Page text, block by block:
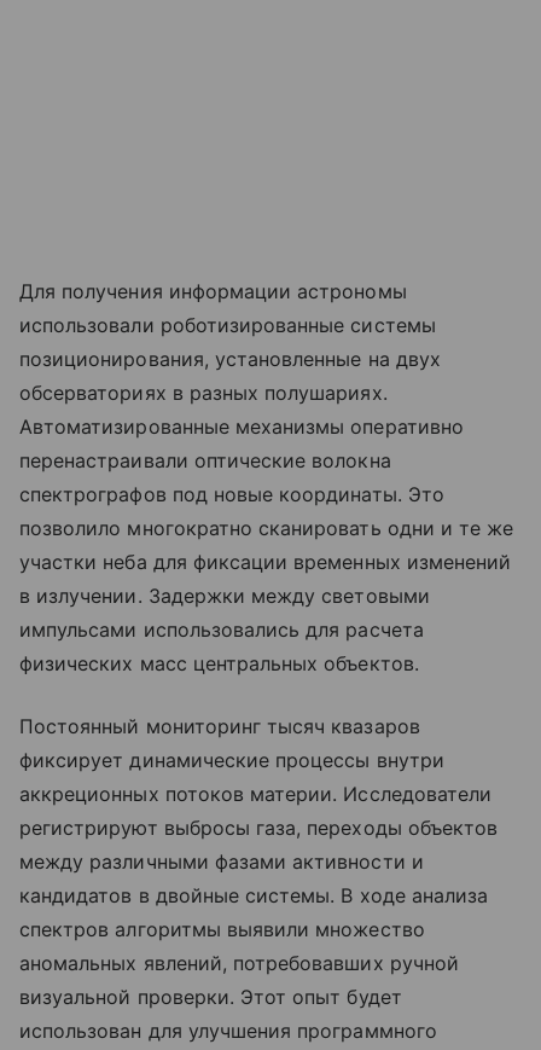
Для получения информации астрономы
использовали роботизированные системы
позиционирования, установленные на двух
обсерваториях в разных полушариях.
Автоматизированные механизмы оперативно
перенастраивали оптические волокна
спектрографов под новые координаты. Это
позволило многократно сканировать одни и те же
участки неба для фиксации временных изменений
в излучении. Задержки между световыми
импульсами использовались для расчета
физических масс центральных объектов.
Постоянный мониторинг тысяч квазаров
фиксирует динамические процессы внутри
аккреционных потоков материи. Исследователи
регистрируют выбросы газа, переходы объектов
между различными фазами активности и
кандидатов в двойные системы. В ходе анализа
спектров алгоритмы выявили множество
аномальных явлений, потребовавших ручной
визуальной проверки. Этот опыт будет
использован для улучшения программного